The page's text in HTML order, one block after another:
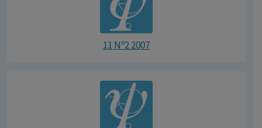
11 Nº2 2007